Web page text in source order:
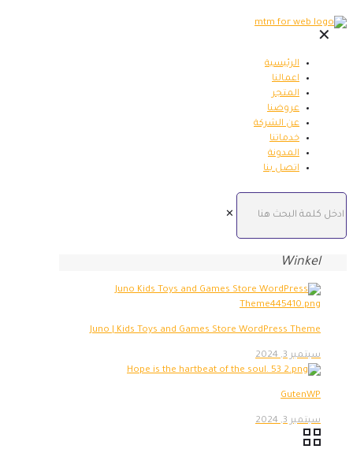
✕
الرئيسية
اعمالنا
المتجر
عروضنا
عن الشركة
خدماتنا
المدونة
اتصل بنا
✕
Winkel
Juno | Kids Toys and Games Store WordPress Theme
سبتمبر 3, 2024
GutenWP
سبتمبر 3, 2024